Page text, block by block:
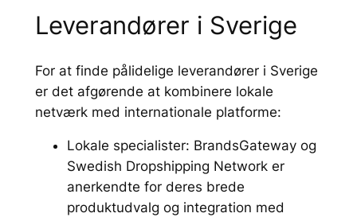
Leverandører i Sverige
For at finde pålidelige leverandører i Sverige
er det afgørende at kombinere lokale
netværk med internationale platforme:
Lokale specialister: BrandsGateway og
Swedish Dropshipping Network er
anerkendte for deres brede
produktudvalg og integration med